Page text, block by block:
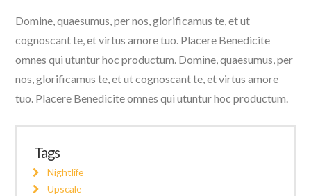
Domine, quaesumus, per nos, glorificamus te, et ut
cognoscant te, et virtus amore tuo. Placere Benedicite
omnes qui utuntur hoc productum. Domine, quaesumus, per
nos, glorificamus te, et ut cognoscant te, et virtus amore
tuo. Placere Benedicite omnes qui utuntur hoc productum.
Tags
Nightlife
Upscale